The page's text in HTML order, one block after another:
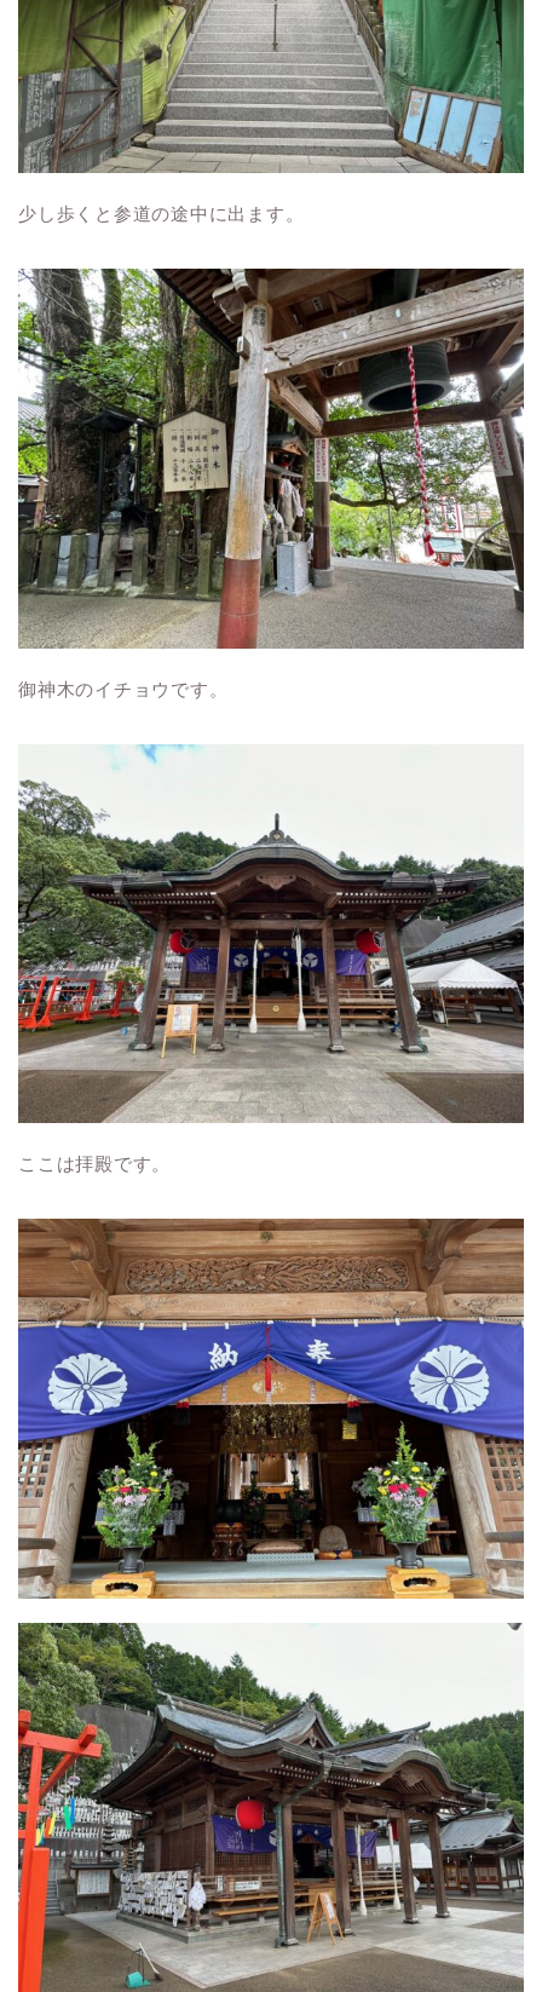
少し歩くと参道の途中に出ます。
御神木のイチョウです。
ここは拝殿です。